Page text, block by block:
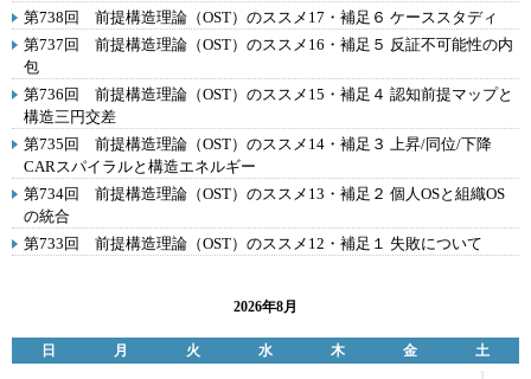
第738回 前提構造理論（OST）のススメ17・補足６ ケーススタディ
第737回 前提構造理論（OST）のススメ16・補足５ 反証不可能性の内
包
第736回 前提構造理論（OST）のススメ15・補足４ 認知前提マップと
構造三円交差
第735回 前提構造理論（OST）のススメ14・補足３ 上昇/同位/下降
CARスパイラルと構造エネルギー
第734回 前提構造理論（OST）のススメ13・補足２ 個人OSと組織OS
の統合
第733回 前提構造理論（OST）のススメ12・補足１ 失敗について
2026年8月
日 月 火 水 木 金
土